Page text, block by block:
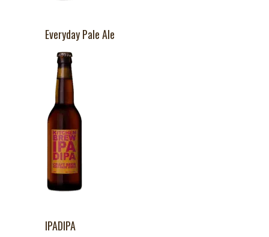
Everyday Pale Ale
IPADIPA